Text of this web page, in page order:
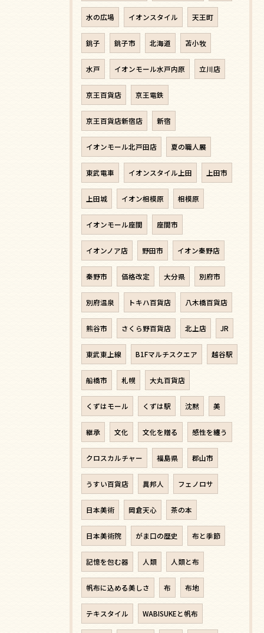
水の広場 イオンスタイル 天王町
銚子 銚子市 北海道 苫小牧
水戸 イオンモール水戸内原 立川店
京王百貨店 京王電鉄
京王百貨店新宿店 新宿
イオンモール北戸田店 夏の職人展
東武電車 イオンスタイル上田 上田市
上田城 イオン相模原 相模原
イオンモール座間 座間市
イオンノア店 野田市 イオン秦野店
秦野市 価格改定 大分県 別府市
別府温泉 トキハ百貨店 八木橋百貨店
熊谷市 さくら野百貨店 北上店 JR
東武東上線 B1Fマルチスクエア 越谷駅
船橋市 札幌 大丸百貨店
くずはモール くずは駅 沈黙 美
継承 文化 文化を贈る 感性を纏う
クロスカルチャー 福島県 郡山市
うすい百貨店 異邦人 フェノロサ
日本美術 岡倉天心 茶の本
日本美術院 がま口の歴史 布と季節
記憶を包む器 人類 人類と布
帆布に込める美しさ 布 布地
テキスタイル WABISUKEと帆布